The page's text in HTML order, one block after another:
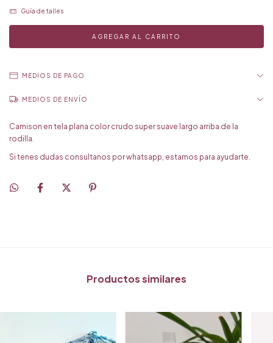
Guía de talles
MEDIOS DE PAGO
MEDIOS DE ENVÍO
Camison en tela plana color crudo super suave largo arriba de la
rodilla.
Si tenes dudas consultanos por whatsapp, estamos para ayudarte.
Productos similares